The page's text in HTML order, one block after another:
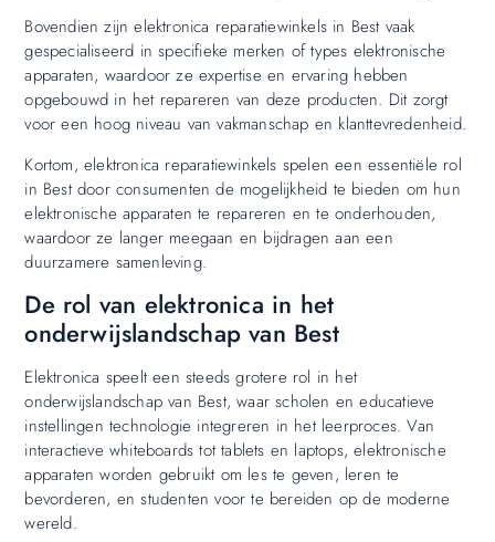
Bovendien zijn elektronica reparatiewinkels in Best vaak
gespecialiseerd in specifieke merken of types elektronische
apparaten, waardoor ze expertise en ervaring hebben
opgebouwd in het repareren van deze producten. Dit zorgt
voor een hoog niveau van vakmanschap en klanttevredenheid.
Kortom, elektronica reparatiewinkels spelen een essentiële rol
in Best door consumenten de mogelijkheid te bieden om hun
elektronische apparaten te repareren en te onderhouden,
waardoor ze langer meegaan en bijdragen aan een
duurzamere samenleving.
De rol van elektronica in het
onderwijslandschap van Best
Elektronica speelt een steeds grotere rol in het
onderwijslandschap van Best, waar scholen en educatieve
instellingen technologie integreren in het leerproces. Van
interactieve whiteboards tot tablets en laptops, elektronische
apparaten worden gebruikt om les te geven, leren te
bevorderen, en studenten voor te bereiden op de moderne
wereld.